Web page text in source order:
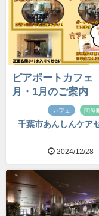
ピアポートカフ
月・1月のご案内
カフェ 問屋
千葉市あんしんケア
2024/12/28